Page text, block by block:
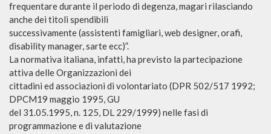
frequentare durante il periodo di degenza, magari rilasciando
anche dei titoli spendibili
successivamente (assistenti famigliari, web designer, orafi,
disability manager, sarte ecc)”.
La normativa italiana, infatti, ha previsto la partecipazione
attiva delle Organizzazioni dei
cittadini ed associazioni di volontariato (DPR 502/517 1992;
DPCM19 maggio 1995, GU
del 31.05.1995, n. 125, DL 229/1999) nelle fasi di
programmazione e di valutazione